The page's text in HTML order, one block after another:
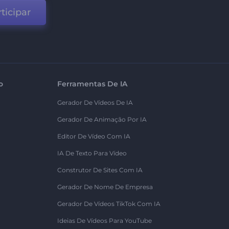
Ferramentas De IA
Gerador De Vídeos De IA
Gerador De Animação Por IA
Editor De Vídeo Com IA
IA De Texto Para Vídeo
Construtor De Sites Com IA
Gerador De Nome De Empresa
Gerador De Vídeos TikTok Com IA
Ideias De Vídeos Para YouTube